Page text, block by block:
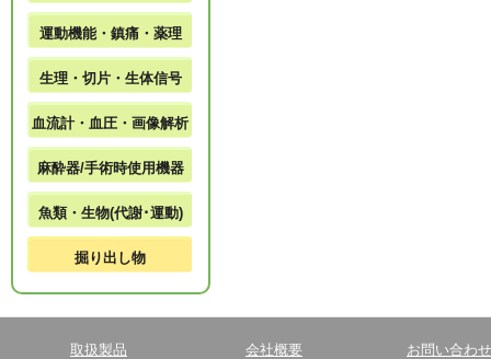
運動機能・鎮痛・薬理
生理・切片・生体信号
血流計・血圧・画像解析
麻酔器/手術時使用機器
魚類・生物(代謝･運動)
掘り出し物
取扱製品 会社概要 お問い合わせ